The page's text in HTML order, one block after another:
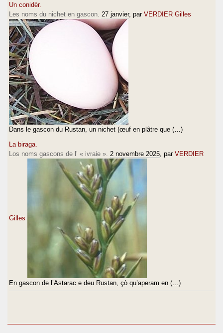
Un conidèr.
Les noms du nichet en gascon. 27 janvier, par VERDIER Gilles
Dans le gascon du Rustan, un nichet (œuf en plâtre que (…)
La biraga.
Los noms gascons de l’ « ivraie ». 2 novembre 2025 , par VERDIER
Gilles
En gascon de l’Astarac e deu Rustan, çò qu’aperam en (…)